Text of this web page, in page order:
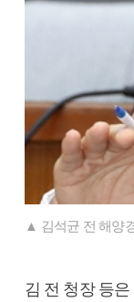
▲ 김석균 전 해양
김 전 청장 등